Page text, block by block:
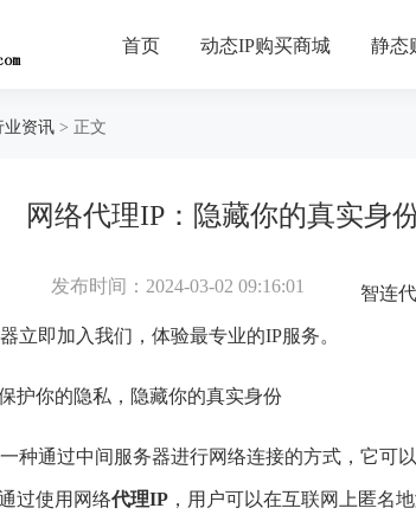
首页 动态IP购买商城 静态
业资讯 > 正文
网络代理IP：隐藏你的真实身
发布时间：2024-03-02 09:16:01 智连
立即加入我们，体验最专业的IP服务。
护你的隐私，隐藏你的真实身份
种通过中间服务器进行网络连接的方式，它可
过使用网络代理IP ，用户可以在互联网上匿名